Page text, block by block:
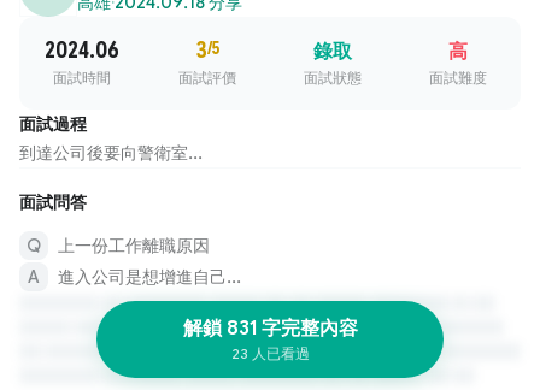
2024.06
面試時間
3/5
面試評價
錄取
面試狀態
高
面試難度
面試過程
到達公司後要向警衛室...
面試問答
上一份工作離職原因
進入公司是想增進自己...
解鎖 831 字完整內容
23 人已看過